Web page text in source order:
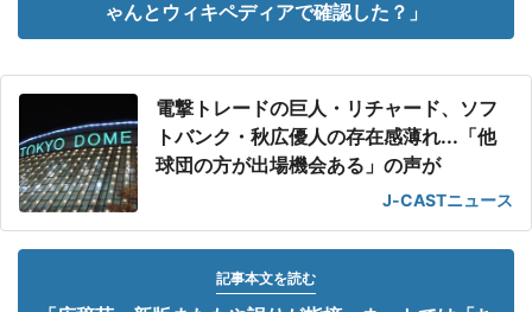
ゃんとウィキペディアで確認した？」
電撃トレードの巨人・リチャード、ソフ
トバンク・秋広優人の存在感薄れ...「他
球団の方が出場機会ある」の声が
J-CASTニュース
記事本文を読む